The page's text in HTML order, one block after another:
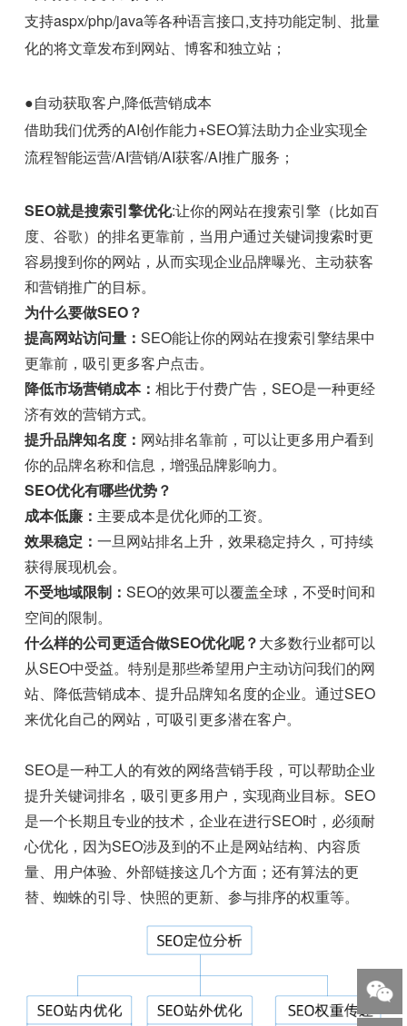
支持aspx/php/java等各种语言接口,支持功能定制、批量
化的将文章发布到网站、博客和独立站；
●自动获取客户,降低营销成本
借助我们优秀的AI创作能力+SEO算法助力企业实现全
流程智能运营/AI营销/AI获客/AI推广服务；
SEO就是搜索引擎优化:让你的网站在搜索引擎（比如百
度、谷歌）的排名更靠前，当用户通过关键词搜索时更
容易搜到你的网站，从而实现企业品牌曝光、主动获客
和营销推广的目标。
为什么要做SEO？
提高网站访问量：SEO能让你的网站在搜索引擎结果中
更靠前，吸引更多客户点击。
降低市场营销成本：相比于付费广告，SEO是一种更经
济有效的营销方式。
提升品牌知名度： 网站排名靠前，可以让更多用户看到
你的品牌名称和信息，增强品牌影响力。
SEO优化有哪些优势？
成本低廉： 主要成本是优化师的工资。
效果稳定：一旦网站排名上升，效果稳定持久，可持续
获得展现机会。
不受地域限制：SEO的效果可以覆盖全球，不受时间和
空间的限制。
什么样的公司更适合做SEO优化呢？大多数行业都可以
从SEO中受益。特别是那些希望用户主动访问我们的网
站、降低营销成本、提升品牌知名度的企业。通过SEO
来优化自己的网站，可吸引更多潜在客户。
SEO是一种工人的有效的网络营销手段，可以帮助企业
提升关键词排名，吸引更多用户，实现商业目标。SEO
是一个长期且专业的技术，企业在进行SEO时，必须耐
心优化，因为SEO涉及到的不止是网站结构、内容质
量、用户体验、外部链接这几个方面；还有算法的更
替、蜘蛛的引导、快照的更新、参与排序的权重等。